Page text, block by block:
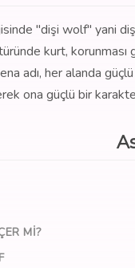
"dişi wolf" yani
kurt, korunması
adı, her alanda
ona güçlü bir
MI?